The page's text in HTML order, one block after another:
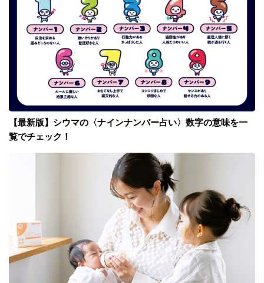
【最新版】シウマの〈ナインナンバー占い〉数字の意味を一
覧でチェック！